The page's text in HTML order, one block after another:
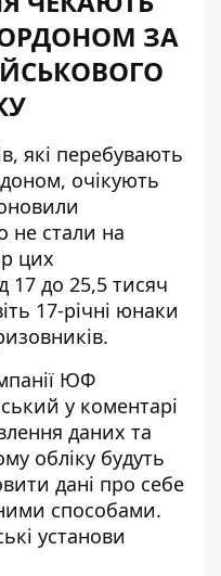
ЗА
які перебувають
очікують
не стали на
цих
17 до 25,5 тисяч
17-річні юнаки
ЮФ
у коментарі
даних та
обліку будуть
дані про себе
способами.
установи